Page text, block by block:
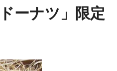
ーナツ」限定